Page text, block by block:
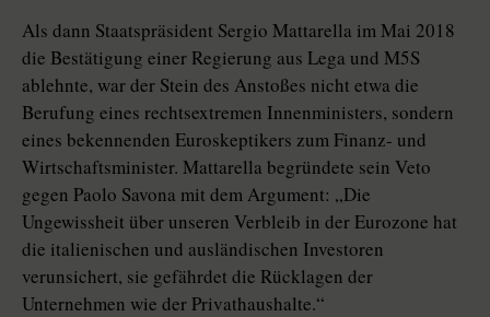
Als dann Staatspräsident Sergio Mattarella im Mai 2018
die Bestätigung einer Regierung aus Lega und M5S
ablehnte, war der Stein des Anstoßes nicht etwa die
Berufung eines rechtsextremen Innenministers, sondern
eines bekennenden Euroskeptikers zum Finanz- und
Wirtschaftsminister. Mattarella begründete sein Veto
gegen Paolo Savona mit dem Argument: „Die
Ungewissheit über unseren Verbleib in der Eurozone hat
die italienischen und ausländischen Investoren
verunsichert, sie gefährdet die Rücklagen der
Unternehmen wie der Privathaushalte.“